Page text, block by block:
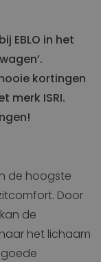
EBLO in het
kortingen
merk ISRI.
de hoogste
Door
de
het lichaam